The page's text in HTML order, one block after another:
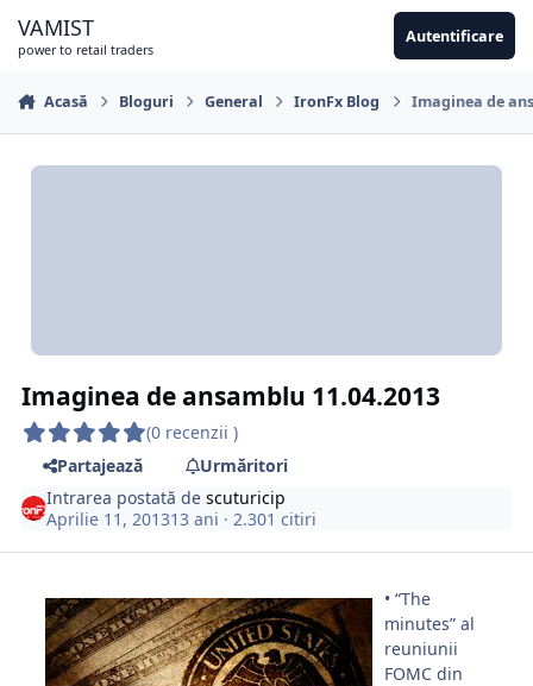
VAMIST
power to retail traders
Autentificare
Acasă Bloguri General IronFx Blog Imaginea de
Imaginea de ansamblu 11.04.2013
(0 recenzii )
Partajează
Urmăritori
Intrarea postată descuturicip
Aprilie 11, 201313 ani · 2.301 citiri
• “The
minutes” al
reuniunii
FOMC din